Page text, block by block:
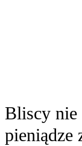
Bliscy nie
pieniądze